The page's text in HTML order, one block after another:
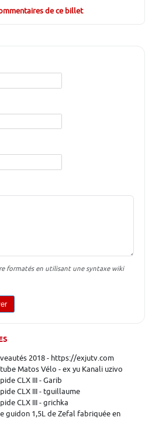
de ce billet
formatés en utilisant une syntaxe wiki
2018 - https://exjutv.com
Matos Vélo - ex yu Kanali uzivo
CLX III - Garib
CLX III - tguillaume
CLX III - grichka
guidon 1,5L de Zefal fabriquée en